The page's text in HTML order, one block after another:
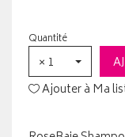
Quantité
× 1
Ajouter à Ma